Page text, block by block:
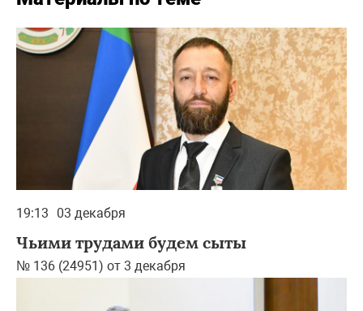
19:13 03 декабря
Чьими трудами будем сыты
№ 136 (24951) от 3 декабря